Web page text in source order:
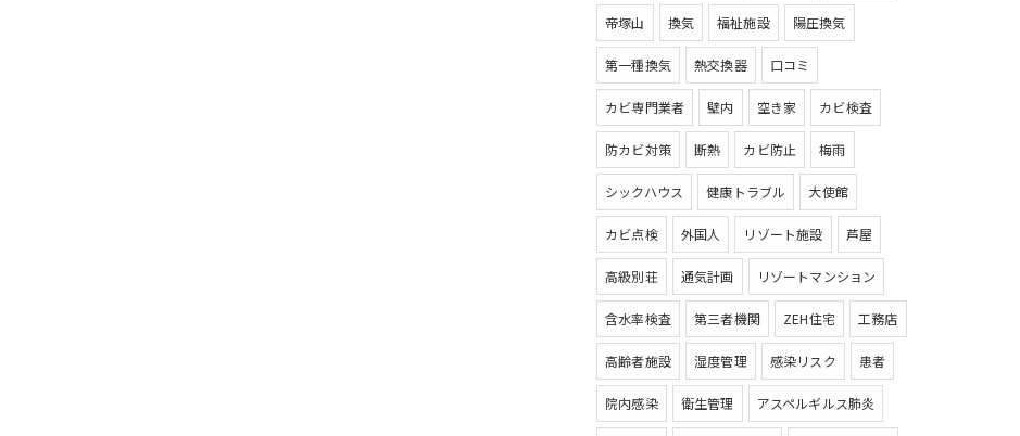
帝塚山 換気 福祉施設 陽圧換気
第一種換気 熱交換器 口コミ
カビ専門業者 壁内 空き家 カビ検査
防カビ対策 断熱 カビ防止 梅雨
シックハウス 健康トラブル 大使館
カビ点検 外国人 リゾート施設 芦屋
高級別荘 通気計画 リゾートマンション
含水率検査 第三者機関 ZEH住宅 工務店
高齢者施設 湿度管理 感染リスク 患者
院内感染 衛生管理 アスペルギルス肺炎